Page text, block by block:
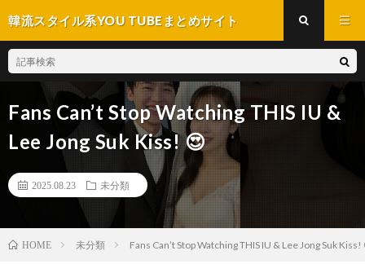
韓流スタイル系YOU TUBEまとめサイト
Fans Can’t Stop Watching THIS IU &
Lee Jong Suk Kiss! 😍
2025.08.23 未分類
HOME 未分類 Fans Can’t Stop Watching THIS IU & Lee Jong Suk Kiss!